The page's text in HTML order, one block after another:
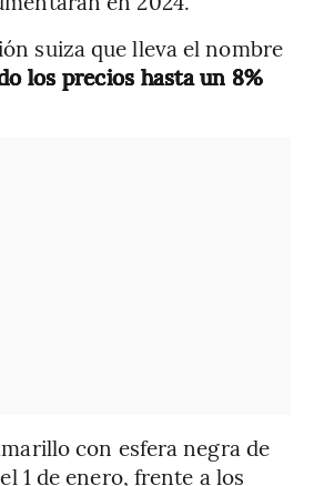
suiza que lleva el nombre
los precios hasta un 8%
con esfera negra de
1 de enero, frente a los